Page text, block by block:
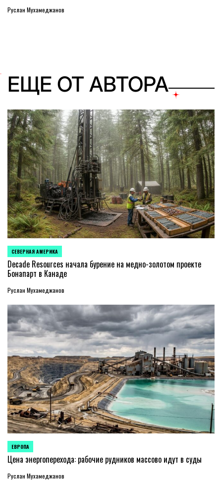
Руслан Мухамеджанов
ЕЩЕ ОТ АВТОРА
ОПУБЛИКОВАНО
В
СЕВЕРНАЯ АМЕРИКА
Decade Resources начала бурение на медно-золотом проекте
Бонапарт в Канаде
Руслан Мухамеджанов
ОПУБЛИКОВАНО
В
ЕВРОПА
Цена энергоперехода: рабочие рудников массово идут в суды
Руслан Мухамеджанов